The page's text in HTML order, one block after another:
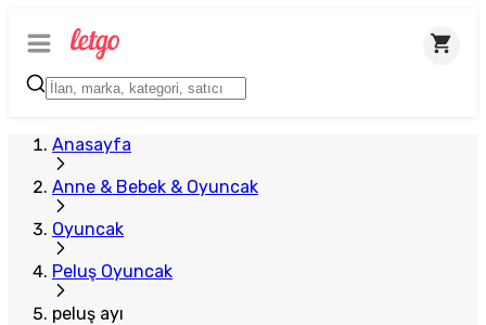
Anasayfa
Anne & Bebek & Oyuncak
Oyuncak
Peluş Oyuncak
peluş ayı